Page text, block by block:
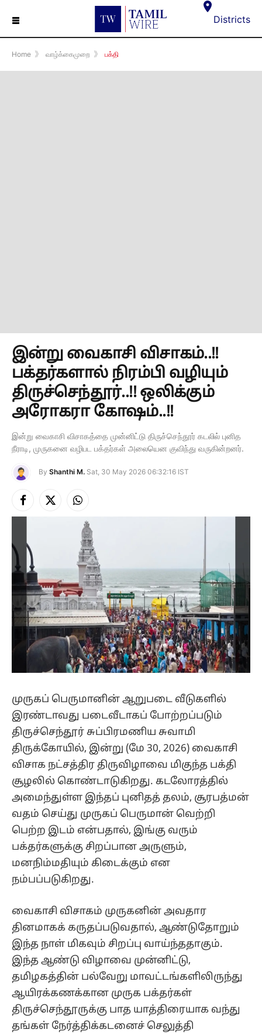
☰ Districts
Home 》 வாழ்க்கைமுறை 》 பக்தி
இன்று வைகாசி விசாகம்..!!
பக்தர்களால் நிரம்பி வழியும்
திருச்செந்தூர்..!! ஒலிக்கும்
அரோகரா கோஷம்..!!
இன்று வைகாசி விசாகத்தை முன்னிட்டு திருச்செந்தூர் கடலில் புனித
நீராடி, முருகனை வழிபட பக்தர்கள் அலையென குவிந்து வருகின்றனர்.
By Shanthi M. Sat, 30 May 2026 06:32:16 IST
Facebook
X
Instagram
முருகப் பெருமானின் ஆறுபடை வீடுகளில்
இரண்டாவது படைவீடாகப் போற்றப்படும்
திருச்செந்தூர் சுப்பிரமணிய சுவாமி
திருக்கோயில், இன்று (மே 30, 2026) வைகாசி
விசாக நட்சத்திர திருவிழாவை மிகுந்த பக்தி
சூழலில் கொண்டாடுகிறது. கடலோரத்தில்
அமைந்துள்ள இந்தப் புனிதத் தலம், சூரபத்மன்
வதம் செய்து முருகப் பெருமான் வெற்றி
பெற்ற இடம் என்பதால், இங்கு வரும்
பக்தர்களுக்கு சிறப்பான அருளும்,
மனநிம்மதியும் கிடைக்கும் என
நம்பப்படுகிறது.
வைகாசி விசாகம் முருகனின் அவதார
தினமாகக் கருதப்படுவதால், ஆண்டுதோறும்
இந்த நாள் மிகவும் சிறப்பு வாய்ந்ததாகும்.
இந்த ஆண்டு விழாவை முன்னிட்டு,
தமிழகத்தின் பல்வேறு மாவட்டங்களிலிருந்து
ஆயிரக்கணக்கான முருக பக்தர்கள்
திருச்செந்தூருக்கு பாத யாத்திரையாக வந்து
தங்கள் நேர்த்திக்கடனைச் செலுத்தி